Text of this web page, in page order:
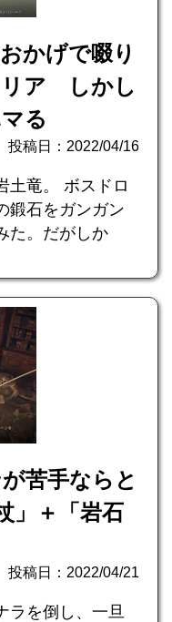
かげで啜り
リア しかし
る
投稿日：2022/04/16
土竜。 ボスドロ
鍛石をガンガン
た。だがしか
苦手ならと
」＋「岩石
投稿日：2022/04/21
ラを倒し、一旦